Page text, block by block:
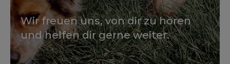
Wir freuen uns, von dir zu hören
und helfen dir gerne weiter.